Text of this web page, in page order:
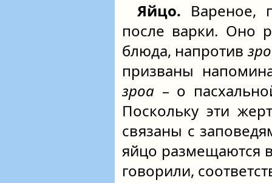
Яйцо. Вареное,
после варки. Оно
блюда, напротив
призваны
зроа – о
Поскольку эти
связаны с
яйцо размещаются
говорили,